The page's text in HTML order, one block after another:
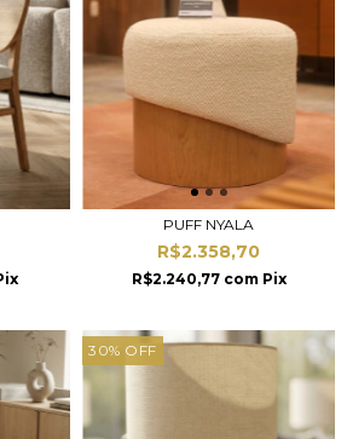
PUFF NYALA
R$2.358,70
R$2.240,77 com Pix
30% OFF